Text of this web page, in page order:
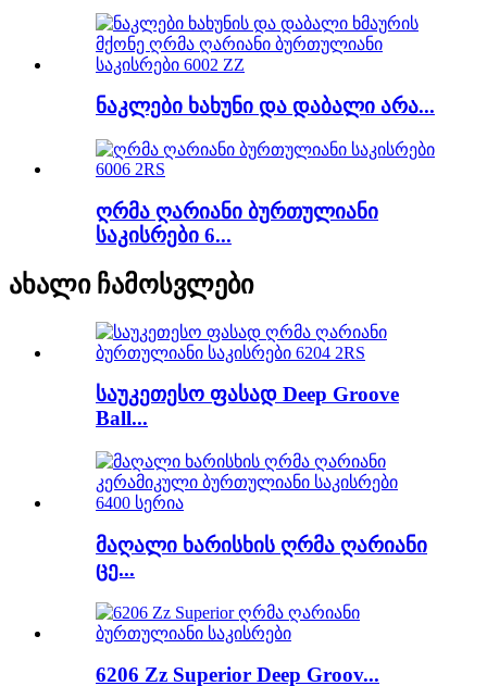
ნაკლები ხახუნი და დაბალი არა...
ღრმა ღარიანი ბურთულიანი
საკისრები 6...
ახალი ჩამოსვლები
საუკეთესო ფასად Deep Groove
Ball...
მაღალი ხარისხის ღრმა ღარიანი
ცე...
6206 Zz Superior Deep Groov...